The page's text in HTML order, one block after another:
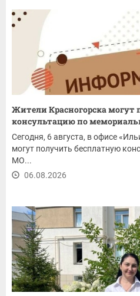
Жители Красногорска могут
консультацию по
Сегодня, 6 августа, в офисе
могут получить бесплатную
МО...
06.08.2026